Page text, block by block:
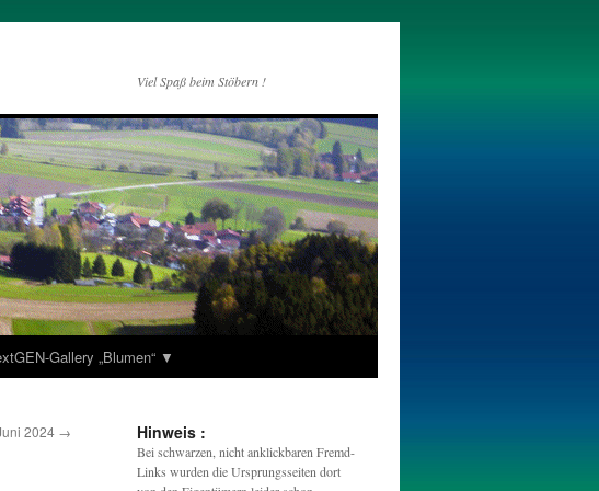
Viel Spaß beim Stöbern !
Gallery „Blumen“ ▼
2024 → Hinweis :
Bei schwarzen, nicht anklickbaren Fremd-
Links wurden die Ursprungsseiten dort